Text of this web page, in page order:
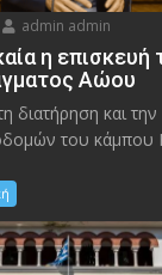
admin admin
η επισκευή
Αώου
διατήρηση και
του κάμπου